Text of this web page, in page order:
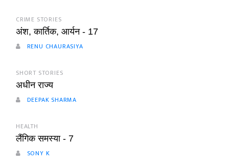
CRIME STORIES
अंश, कार्तिक, आर्यन - 17
RENU CHAURASIYA
SHORT STORIES
अधीन राज्य
DEEPAK SHARMA
HEALTH
लैंगिक समस्या - 7
SONY K